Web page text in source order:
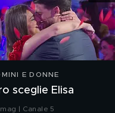
E DONNE
sceglie Elisa
| Canale 5